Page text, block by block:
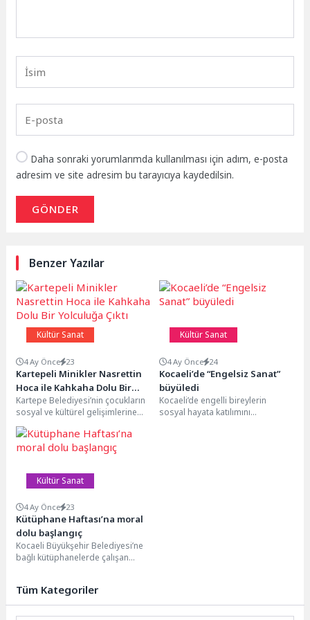
Daha sonraki yorumlarımda kullanılması için adım, e-posta
adresim ve site adresim bu tarayıcıya kaydedilsin.
GÖNDER
Benzer Yazılar
Kültür Sanat
4 Ay Önce 23
Kartepeli Minikler Nasrettin
Hoca ile Kahkaha Dolu Bir
Yolculuğa Çıktı
Kartepe Belediyesi’nin çocukların
sosyal ve kültürel gelişimlerine
katkı sağlamak amacıyla
düzenlediği hafta sonu etkinlikleri
tüm...
Kültür Sanat
4 Ay Önce 24
Kocaeli’de “Engelsiz Sanat”
büyüledi
Kocaeli’de engelli bireylerin
sosyal hayata katılımını
Kültür Sanat
4 Ay Önce 23
Kütüphane Haftası’na moral
dolu başlangıç
Kocaeli Büyükşehir Belediyesi’ne
bağlı kütüphanelerde çalışan
programında bir araya gelerek
hem...
Tüm Kategoriler